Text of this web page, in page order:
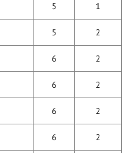
5 1
5 2
6 2
6 2
6 2
6 2